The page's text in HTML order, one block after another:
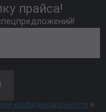
прайса!
конфиденциальности и